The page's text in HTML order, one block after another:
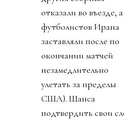
отказали во въезде, а
футболистов Ирана
заставляли после по
окончании матчей
незамедлительно
улетать за пределы
США). Шанса
подтвердить свои